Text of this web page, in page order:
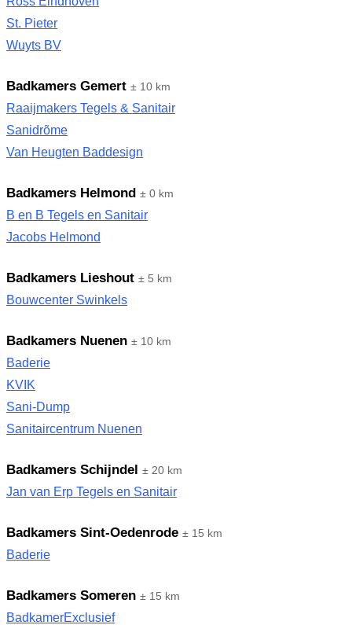
St. Pieter
Wuyts BV
Badkamers Gemert ± 10 km
Raaijmakers Tegels & Sanitair
Sanidrõme
Van Heugten Baddesign
Badkamers Helmond ± 0 km
B en B Tegels en Sanitair
Jacobs Helmond
Badkamers Lieshout ± 5 km
Bouwcenter Swinkels
Badkamers Nuenen ± 10 km
Baderie
KVIK
Sani-Dump
Sanitaircentrum Nuenen
Badkamers Schijndel ± 20 km
Jan van Erp Tegels en Sanitair
Badkamers Sint-Oedenrode ± 15 km
Baderie
Badkamers Someren ± 15 km
BadkamerExclusief